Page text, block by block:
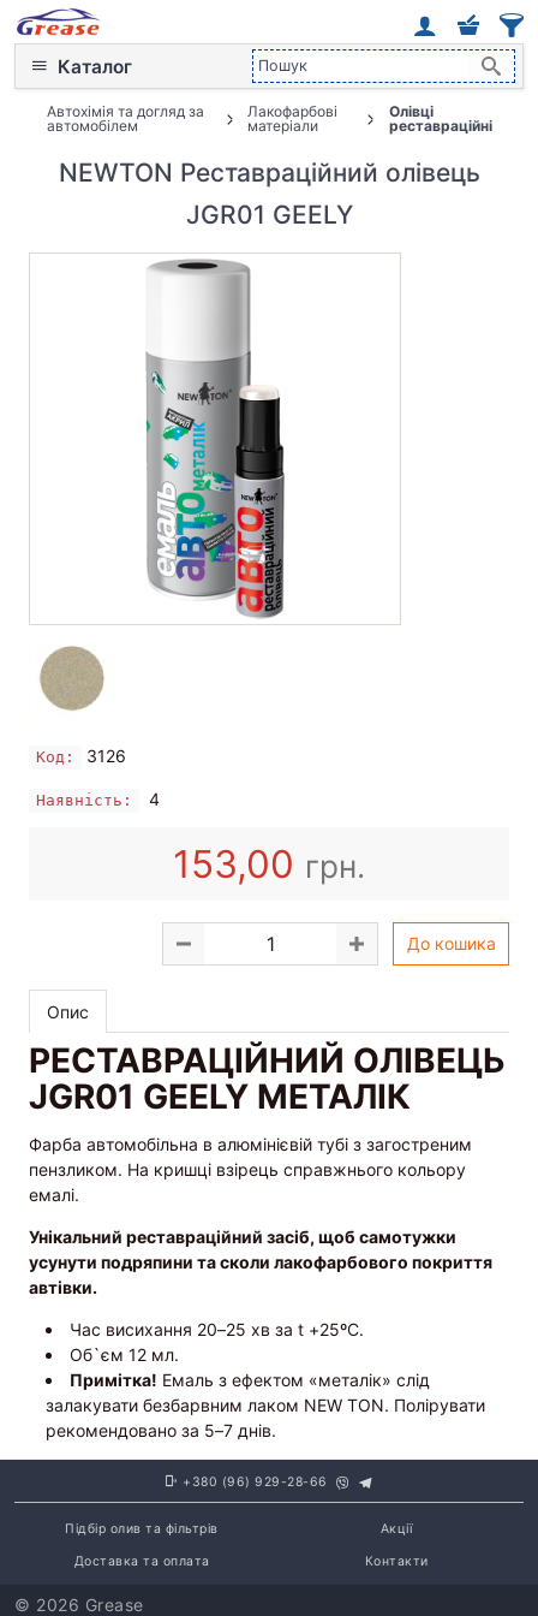
Каталог
Автохімія та догляд за
автомобілем
Лакофарбові
матеріали
Олівці
реставраційні
NEWTON Реставраційний олівець
JGR01 GEELY
Код: 3126
Наявність: 4
153,00 грн.
До кошика
Опис
РЕСТАВРАЦІЙНИЙ ОЛІВЕЦЬ
JGR01 GEELY МЕТАЛІК
Фарба автомобільна в алюмінієвій тубі з загостреним
пензликом. На кришці взірець справжнього кольору
емалі.
Унікальний реставраційний засіб, щоб самотужки
усунути подряпини та сколи лакофарбового покриття
автівки.
Час висихання 20–25 хв за t +25ºС.
Об`єм 12 мл.
Примітка! Емаль з ефектом «металік» слід
залакувати безбарвним лаком NEW TON. Полірувати
рекомендовано за 5–7 днів.
+380 (96) 929-28-66
Підбір олив та фільтрів Акції
Доставка та оплата Контакти
© 2026 Grease